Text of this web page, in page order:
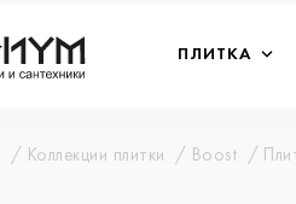
ПЛИТКА
Коллекции плитки Boost